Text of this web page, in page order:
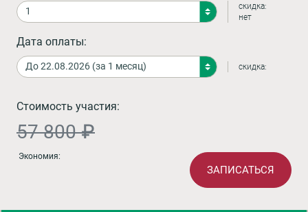
скидка:
нет
Дата оплаты:
скидка:
Стоимость участия:
57 800 ₽
Экономия:
ЗАПИСАТЬСЯ